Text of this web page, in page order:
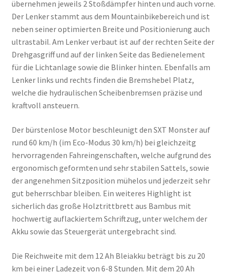
übernehmen jeweils 2 Stoßdämpfer hinten und auch vorne.
Der Lenker stammt aus dem Mountainbikebereich und ist
neben seiner optimierten Breite und Positionierung auch
ultrastabil. Am Lenker verbaut ist auf der rechten Seite der
Drehgasgriff und auf der linken Seite das Bedienelement
für die Lichtanlage sowie die Blinker hinten. Ebenfalls am
Lenker links und rechts finden die Bremshebel Platz,
welche die hydraulischen Scheibenbremsen präzise und
kraftvoll ansteuern.
Der bürstenlose Motor beschleunigt den SXT Monster auf
rund 60 km/h (im Eco-Modus 30 km/h) bei gleichzeitg
hervorragenden Fahreingenschaften, welche aufgrund des
ergonomisch geformten und sehr stabilen Sattels, sowie
der angenehmen Sitzposition mühelos und jederzeit sehr
gut beherrschbar bleiben. Ein weiteres Highlight ist
sicherlich das große Holztrittbrett aus Bambus mit
hochwertig auflackiertem Schriftzug, unter welchem der
Akku sowie das Steuergerät untergebracht sind.
Die Reichweite mit dem 12 Ah Bleiakku beträgt bis zu 20
km bei einer Ladezeit von 6-8 Stunden. Mit dem 20 Ah